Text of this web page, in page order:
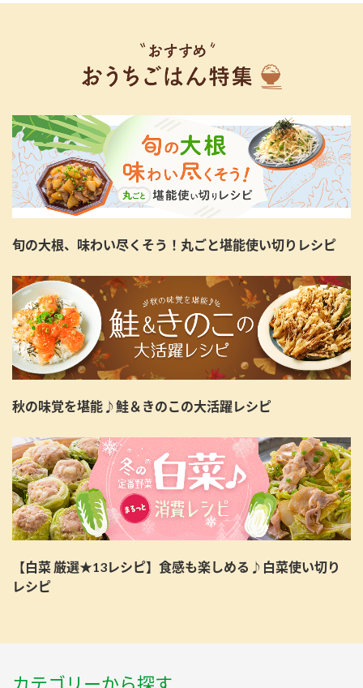
旬の大根、味わい尽くそう！丸ごと堪能使い切りレシピ
秋の味覚を堪能♪鮭＆きのこの大活躍レシピ
【白菜 厳選★13レシピ】食感も楽しめる♪白菜使い切り
レシピ
カテゴリーから探す